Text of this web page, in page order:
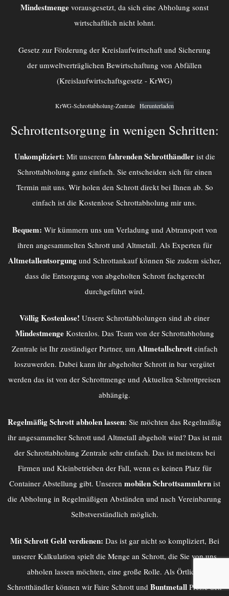
Mindestmenge vorausgesetzt, da sich eine Abholung sonst
wirtschaftlich nicht lohnt.
Gesetz zur Förderung der Kreislaufwirtschaft und Sicherung
der umweltverträglichen Bewirtschaftung von Abfällen
(Kreislaufwirtschaftsgesetz - KrWG)
KrWG-Schrottabholung-Zentrale Herunterladen
Schrottentsorgung in wenigen Schritten:
Unkompliziert: Mit unserem fahrenden Schrotthändlerist die
Schrottabholung ganz einfach. Sie entscheiden sich für einen
Termin mit uns. Wir holen den Schrott direkt bei Ihnen ab. So
einfach ist die Kostenlose Schrottabholung mir uns.
Bequem: Wir kümmern uns um Verladung und Abtransport von
ihren angesammelten Schrott und Altmetall. Als Experten für
Altmetallentsorgung und Schrottankauf können Sie zudem sicher,
dass die Entsorgung von abgeholten Schrott fachgerecht
durchgeführt wird.
Völlig Kostenlose! Unsere Schrottabholungen sind ab einer
Mindestmenge Kostenlos. Das Team von der Schrottabholung
Zentraleist Ihr zuständiger Partner, um Altmetallschrott einfach
loszuwerden. Dabei kann ihr abgeholter Schrott in bar vergütet
werden das ist von der Schrottmenge und Aktuellen Schrottpreisen
abhängig.
Regelmäßig Schrott abholen lassen: Sie möchten das Regelmäßig
ihr angesammelter Schrott und Altmetall abgeholt wird? Das ist mit
der Schrottabholung Zentralesehr einfach. Das ist meistens bei
Firmen und Kleinbetrieben der Fall, wenn es keinen Platz für
Container Abstellung gibt. Unseren mobilen Schrottsammlernist
die Abholung in Regelmäßigen Abständen und nach Vereinbarung
Selbstverständlich möglich.
Mit Schrott Geld verdienen: Das ist gar nicht so kompliziert, Bei
unserer Kalkulation spielt die Menge an Schrott, die Sie von uns
abholen lassen möchten, eine große Rolle. Als Örtliche
Schrotthändler können wir Faire Schrott und Buntmetall Preise den